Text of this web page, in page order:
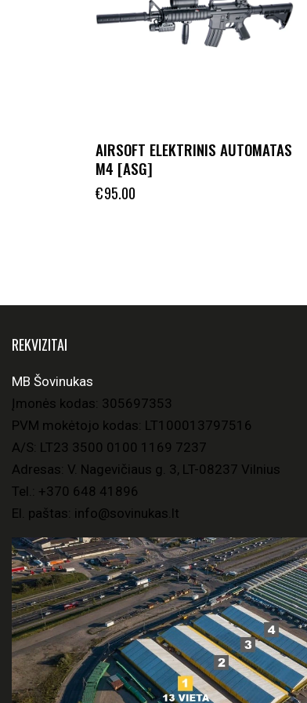
AIRSOFT ELEKTRINIS AUTOMATAS
M4 [ASG]
€95.00
REKVIZITAI
MB Šovinukas
Įmonės kodas: 305697353
PVM mokėtojo kodas: LT100013797516
A/S: LT23 3500 0100 1169 7237
Adresas: V. Nagevičiaus g. 3, LT-08237 Vilnius
Tel.: +370 648 41896
El. paštas: info@sovinukas.lt